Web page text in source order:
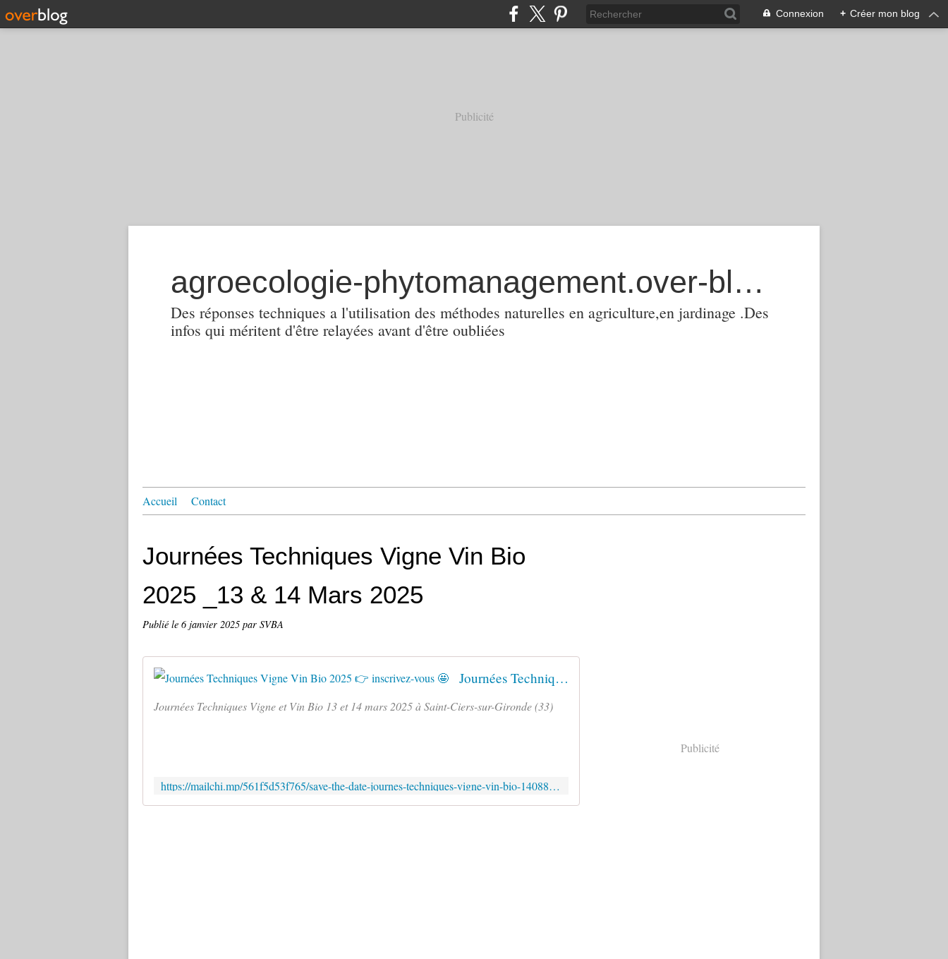
Connexion + Créer mon blog
Publicité
agroecologie-phytomanagement.over-blog.com
Des réponses techniques a l'utilisation des méthodes naturelles en agriculture,en jardinage .Des
infos qui méritent d'être relayées avant d'être oubliées
Accueil Contact
Journées Techniques Vigne Vin Bio
2025 _13 & 14 Mars 2025
Publié le 6 janvier 2025 par SVBA
Journées Techniques Vigne Vin Bio 2025 👉 inscrivez-vous 🤩
Journées Techniques Vigne et Vin Bio 13 et 14 mars 2025 à Saint-Ciers-sur-Gironde (33)
https://mailchi.mp/561f5d53f765/save-the-date-journes-techniques-vigne-vin-bio-14088068?e=1b110771b1
Publicité